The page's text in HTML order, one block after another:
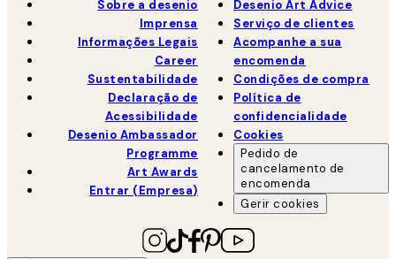
Sobre a desenio
Imprensa
Informações Legais
Career
Sustentabilidade
Declaração de
Acessibilidade
Desenio Ambassador
Programme
Art Awards
Entrar (Empresa)
Desenio Art Advice
Serviço de clientes
Acompanhe a sua
encomenda
Condições de compra
Política de
confidencialidade
Cookies
Pedido de
cancelamento de
encomenda
Gerir cookies